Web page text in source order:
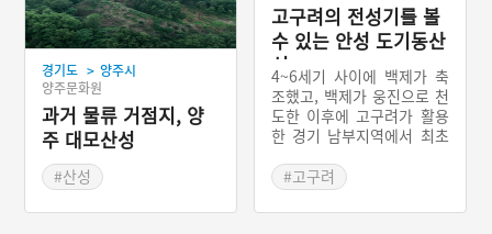
경기도 > 양주시
양주문화원
과거 물류 거점지, 양
주 대모산성
#산성
고구려의 전성기를 볼
수 있는 안성 도기동산
성
4~6세기 사이에 백제가 축
조했고, 백제가 웅진으로 천
도한 이후에 고구려가 활용
한 경기 남부지역에서 최초
구려 관련 유적과 연계하여
한강이남 지역에서의 고구
려 영역확장과 남진 경로를
#고구려